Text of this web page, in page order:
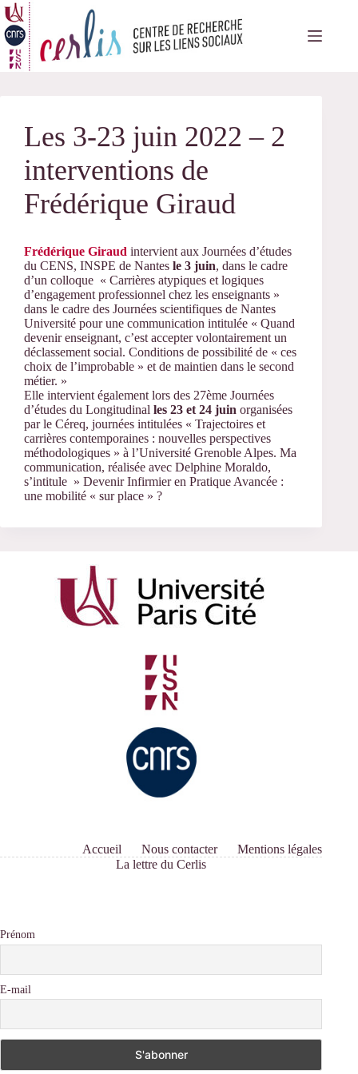
Passer
au
contenu
Les 3-23 juin 2022 – 2
interventions de
Frédérique Giraud
Frédérique Giraud intervient aux Journées d’études
du CENS, INSPE de Nantes le 3 juin, dans le cadre
d’un colloque « Carrières atypiques et logiques
d’engagement professionnel chez les enseignants »
dans le cadre des Journées scientifiques de Nantes
Université pour une communication intitulée « Quand
devenir enseignant, c’est accepter volontairement un
déclassement social. Conditions de possibilité de « ces
choix de l’improbable » et de maintien dans le second
métier. »
Elle intervient également lors des 27ème Journées
d’études du Longitudinal les 23 et 24 juin organisées
par le Céreq, journées intitulées « Trajectoires et
carrières contemporaines : nouvelles perspectives
méthodologiques » à l’Université Grenoble Alpes. Ma
communication, réalisée avec Delphine Moraldo,
s’intitule » Devenir Infirmier en Pratique Avancée :
une mobilité « sur place » ?
Accueil Nous contacter
Mentions légales
La lettre du Cerlis
Prénom
E-mail